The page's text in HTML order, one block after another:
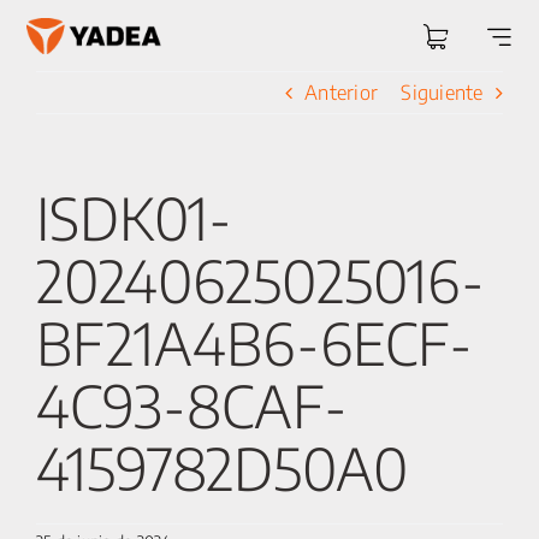
Saltar
Anterior Siguiente
ISDK01-
20240625025016-
BF21A4B6-6ECF-
4C93-8CAF-
4159782D50A0